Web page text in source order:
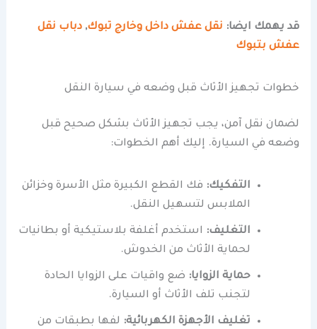
قد يهمك ايضا: نقل عفش داخل وخارج تبوك,دباب نقل
عفش بتبوك
خطوات تجهيز الأثاث قبل وضعه في سيارة النقل
لضمان نقل آمن، يجب تجهيز الأثاث بشكل صحيح قبل
وضعه في السيارة. إليك أهم الخطوات:
التفكيك: فك القطع الكبيرة مثل الأسرة وخزائن
الملابس لتسهيل النقل.
التغليف: استخدم أغلفة بلاستيكية أو بطانيات
لحماية الأثاث من الخدوش.
حماية الزوايا: ضع واقيات على الزوايا الحادة
لتجنب تلف الأثاث أو السيارة.
تغليف الأجهزة الكهربائية: لفها بطبقات من